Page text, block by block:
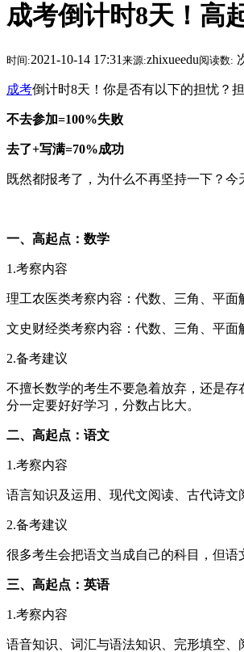
成考倒计时8天！高
时间:2021-10-14 17:31 来源:zhixueedu阅读数:
成考倒计时8天！你是否有以下的担忧？
不去参加=100%失败
去了+写满=70%成功
既然都报考了，为什么不再坚持一下？
一、高起点：数学
1.考察内容
理工农医类考察内容：代数、三角、平面
文史财经类考察内容：代数、三角、平面
2.备考建议
不擅长数学的考生不要急着放弃，还是
分一定要好好学习，分数占比大。
二、高起点：语文
1.考察内容
语言知识及运用、现代文阅读、古代诗文
2.备考建议
很多考生会把语文当成自己的科目，但语
三、高起点：英语
1.考察内容
语音知识、词汇与语法知识、完形填空、